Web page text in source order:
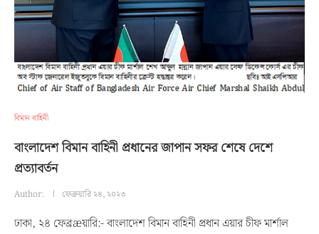
বিমান বাহিনী
বাংলাদেশ বিমান বাহিনী প্রধানের জাপান সফর শেষে দেশে
প্রত্যাবর্তন
Author: ফেব্রুয়ারি ২৪, ২০২৩
ঢাকা, ২৪ ফেব্রæয়ারি:- বাংলাদেশ বিমান বাহিনী প্রধান এয়ার চীফ মার্শাল